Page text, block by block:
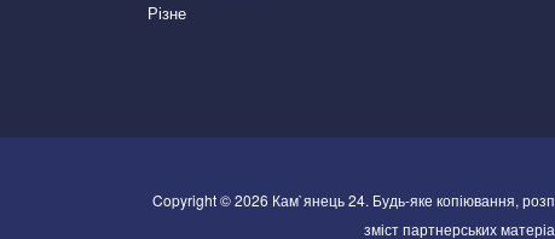
Різне
Copyright © 2026 Кам`янець 24. Будь-яке копіювання,
зміст партнерських